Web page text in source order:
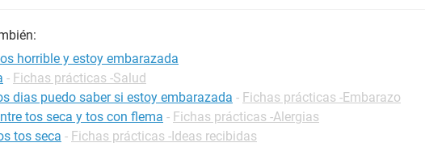
horrible y estoy embarazada
- Fichas prácticas -Salud
dias puedo saber si estoy embarazada - Fichas prácticas -Embarazo
tos seca y tos con flema - Fichas prácticas -Alergias
tos seca - Fichas prácticas -Ideas recibidas